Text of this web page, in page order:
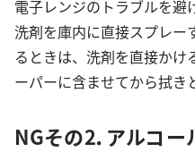
電子レンジのトラブルを避
洗剤を庫内に直接スプレー
るときは、洗剤を直接か
ーパーに含ませてから拭き
NGその2．アルコ